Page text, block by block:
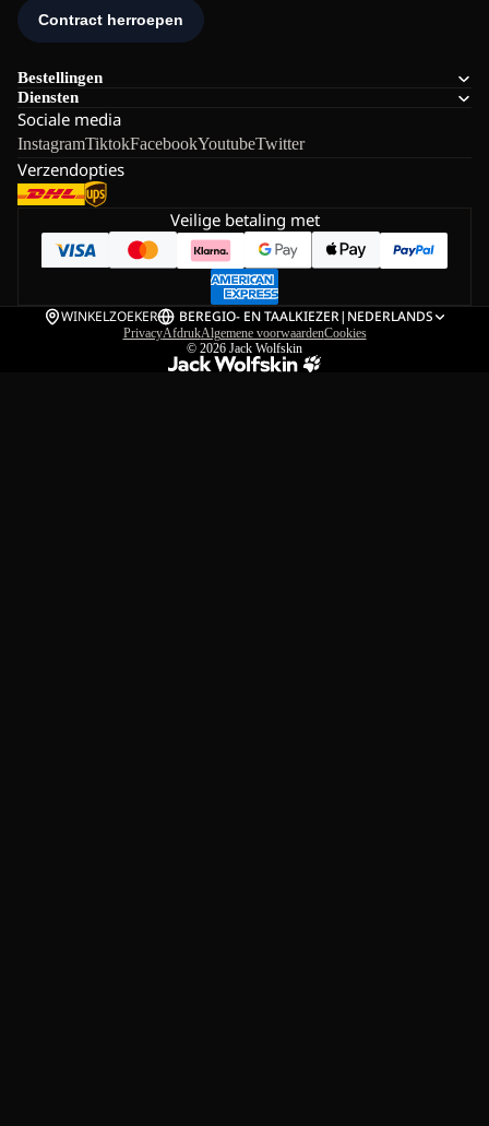
Bestellingen
Diensten
Sociale media
InstagramTiktokFacebookYoutubeTwitter
Verzendopties
Veilige betaling met
WINKELZOEKER BEREGIO- EN TAALKIEZER| NEDERLANDS
PrivacyAfdrukAlgemene voorwaardenCookies
© 2026 Jack Wolfskin